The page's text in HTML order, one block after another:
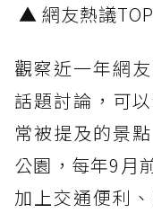
▲ 網友熱議
觀察近一年網
話題討論，可
常被提及的景
公園，每年9月
加上交通便利